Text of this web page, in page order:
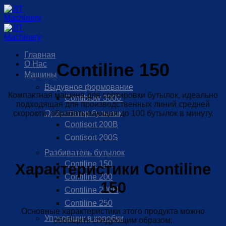
Skip
to
content
Главная
О Нас
Машины
Выдувное формование
Contiblow 3000
Ориентатор бутылок
Contisort 200B
Contisort 200S
Разбиватель бутылок
Contiline 150
Contiline 200
Contiline 200H
Contiline 250
Упаковщик в коробки
Contiline 150
Компактная машина для сортировки бутылок, идеально
подходящая для производственных линий средней
скорости, обрабатывающая до 100 бутылок в минуту.
Характеристики Contiline
150
Основные характеристики этого продукта можно
обобщить следующим образом: